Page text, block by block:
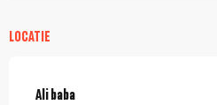
LOCATIE
Ali baba